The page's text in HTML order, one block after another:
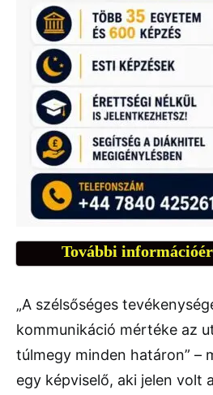
További
„A szélsőséges
kommunikáció mértéke az
túlmegy minden határon” –
egy képviselő, aki jelen volt